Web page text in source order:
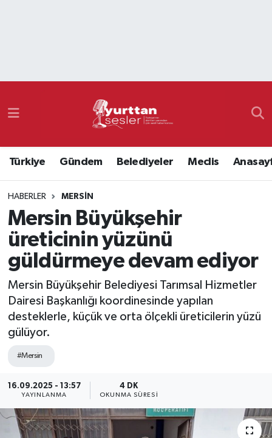
Türkiye Gündem Belediyeler Meclis
HABERLER MERSIN
Mersin Büyükşehir
üreticinin yüzünü
güldürmeye devam ediyor
Mersin Büyükşehir Belediyesi Tarımsal Hizmetler
Dairesi Başkanlığı koordinesinde yapılan
desteklerle, küçük ve orta ölçekli üreticilerin yüzü
gülüyor.
#Mersin
16.09.2025 - 13:57
YAYINLANMA
4 DK
OKUNMA SÜRESI
Namaz Vakitleri
Süper Lig Puan Durumu ve Fikstür
Tüm Manşetler
Son Dakika Haberleri
Haber Arşivi